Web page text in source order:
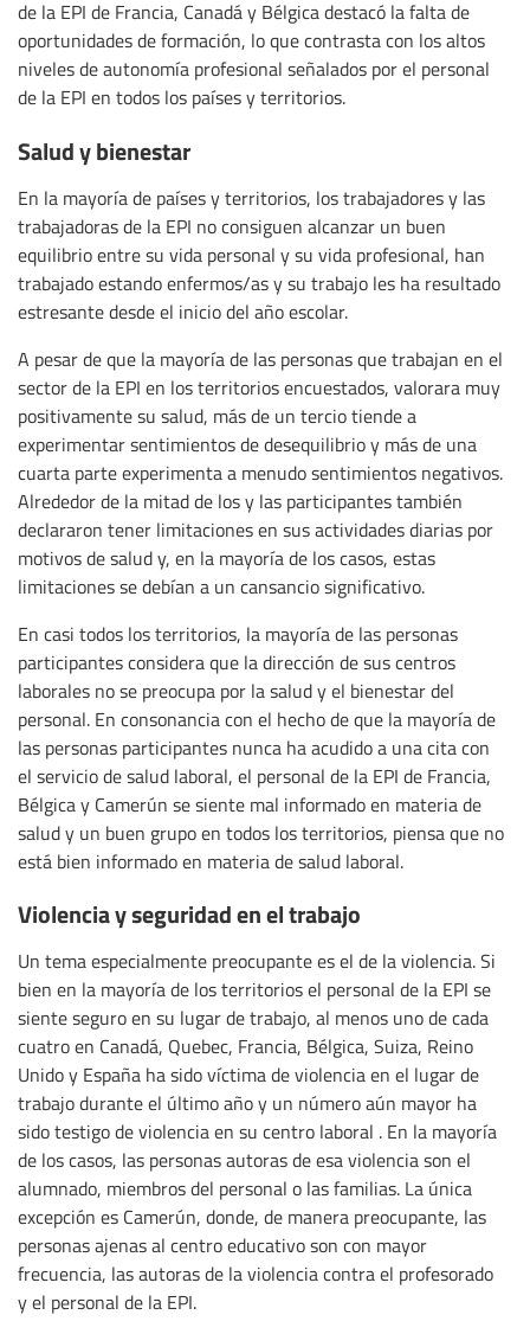
de la EPI de Francia, Canadá y Bélgica destacó la falta de
oportunidades de formación, lo que contrasta con los altos
niveles de autonomía profesional señalados por el personal
de la EPI en todos los países y territorios.
Salud y bienestar
En la mayoría de países y territorios, los trabajadores y las
trabajadoras de la EPI no consiguen alcanzar un buen
equilibrio entre su vida personal y su vida profesional, han
trabajado estando enfermos/as y su trabajo les ha resultado
estresante desde el inicio del año escolar.
A pesar de que la mayoría de las personas que trabajan en el
sector de la EPI en los territorios encuestados, valorara muy
positivamente su salud, más de un tercio tiende a
experimentar sentimientos de desequilibrio y más de una
cuarta parte experimenta a menudo sentimientos negativos.
Alrededor de la mitad de los y las participantes también
declararon tener limitaciones en sus actividades diarias por
motivos de salud y, en la mayoría de los casos, estas
limitaciones se debían a un cansancio significativo.
En casi todos los territorios, la mayoría de las personas
participantes considera que la dirección de sus centros
laborales no se preocupa por la salud y el bienestar del
personal. En consonancia con el hecho de que la mayoría de
las personas participantes nunca ha acudido a una cita con
el servicio de salud laboral, el personal de la EPI de Francia,
Bélgica y Camerún se siente mal informado en materia de
salud y un buen grupo en todos los territorios, piensa que no
está bien informado en materia de salud laboral.
Violencia y seguridad en el trabajo
Un tema especialmente preocupante es el de la violencia. Si
bien en la mayoría de los territorios el personal de la EPI se
siente seguro en su lugar de trabajo, al menos uno de cada
cuatro en Canadá, Quebec, Francia, Bélgica, Suiza, Reino
Unido y España ha sido víctima de violencia en el lugar de
trabajo durante el último año y un número aún mayor ha
sido testigo de violencia en su centro laboral . En la mayoría
de los casos, las personas autoras de esa violencia son el
alumnado, miembros del personal o las familias. La única
excepción es Camerún, donde, de manera preocupante, las
personas ajenas al centro educativo son con mayor
frecuencia, las autoras de la violencia contra el profesorado
y el personal de la EPI.